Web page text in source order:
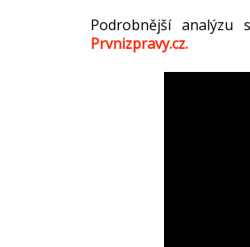
Podrobnější analýzu
Prvnizpravy.cz.